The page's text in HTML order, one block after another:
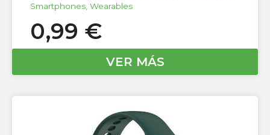
Smartphones, Wearables
0,99 €
VER MÁS